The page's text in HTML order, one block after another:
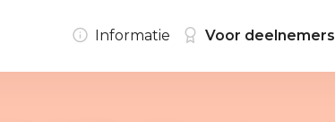
Informatie Voor deelnemers